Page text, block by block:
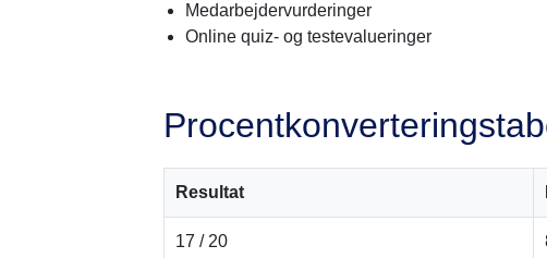
Medarbejdervurderinger
Online quiz- og testevalueringer
Resultat
17 / 20